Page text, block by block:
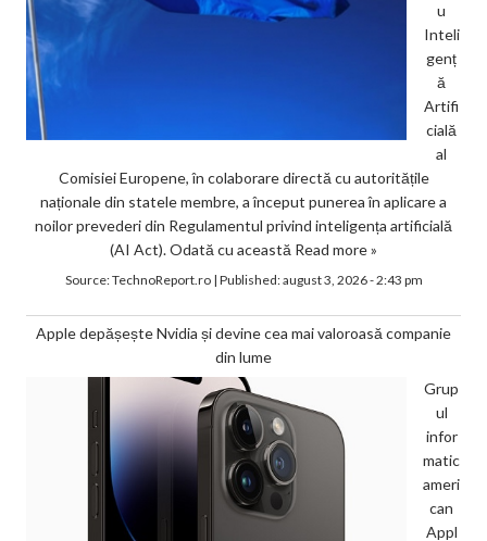
u
Inteli
genț
ă
Artifi
cială
al
Comisiei Europene, în colaborare directă cu autoritățile
naționale din statele membre, a început punerea în aplicare a
noilor prevederi din Regulamentul privind inteligența artificială
(AI Act). Odată cu această Read more »
Source:TechnoReport.ro| Published:august 3, 2026 - 2:43 pm
Apple depășește Nvidia și devine cea mai valoroasă companie
din lume
Grup
ul
infor
matic
ameri
can
Appl